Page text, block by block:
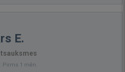
E.
Pirms 1 mēn.